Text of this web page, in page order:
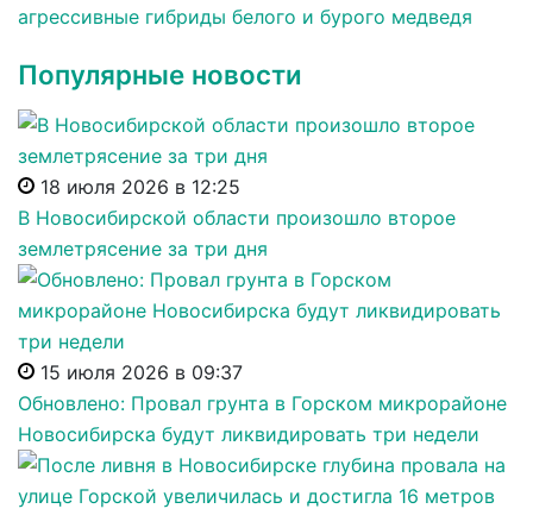
агрессивные гибриды белого и бурого медведя
Популярные новости
18 июля 2026 в 12:25
В Новосибирской области произошло второе
землетрясение за три дня
15 июля 2026 в 09:37
Обновлено: Провал грунта в Горском микрорайоне
Новосибирска будут ликвидировать три недели